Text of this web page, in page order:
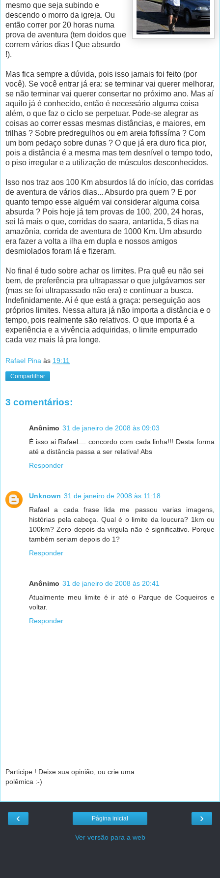
mesmo que seja subindo e
descendo o morro da igreja. Ou
então correr por 20 horas numa
prova de aventura (tem doidos que
correm vários dias ! Que absurdo
!).
Mas fica sempre a dúvida, pois isso jamais foi feito (por
você). Se você entrar já era: se terminar vai querer melhorar,
se não terminar vai querer consertar no próximo ano. Mas aí
aquilo já é conhecido, então é necessário alguma coisa
além, o que faz o ciclo se perpetuar. Pode-se alegrar as
coisas ao correr essas mesmas distâncias, e maiores, em
trilhas ? Sobre predregulhos ou em areia fofissíma ? Com
um bom pedaço sobre dunas ? O que já era duro fica pior,
pois a distância é a mesma mas tem desnível o tempo todo,
o piso irregular e a utilização de músculos desconhecidos.
Isso nos traz aos 100 Km absurdos lá do início, das corridas
de aventura de vários dias... Absurdo pra quem ? E por
quanto tempo esse alguém vai considerar alguma coisa
absurda ? Pois hoje já tem provas de 100, 200, 24 horas,
sei lá mais o que, corridas do saara, antartida, 5 dias na
amazônia, corrida de aventura de 1000 Km. Um absurdo
era fazer a volta a ilha em dupla e nossos amigos
desmiolados foram lá e fizeram.
No final é tudo sobre achar os limites. Pra quê eu não sei
bem, de preferência pra ultrapassar o que julgávamos ser
(mas se foi ultrapassado não era) e continuar a busca.
Indefinidamente. Aí é que está a graça: perseguição aos
próprios limites. Nessa altura já não importa a distância e o
tempo, pois realmente são relativos. O que importa é a
experiência e a vivência adquiridas, o limite empurrado
cada vez mais lá pra longe.
Rafael Pina às 19:11
Compartilhar
3 comentários:
Anônimo 31 de janeiro de 2008 às 09:03
É isso ai Rafael.... concordo com cada linha!!! Desta forma
até a distância passa a ser relativa! Abs
Responder
Unknown 31 de janeiro de 2008 às 11:18
Rafael a cada frase lida me passou varias imagens,
histórias pela cabeça. Qual é o limite da loucura? 1km ou
100km? Zero depois da virgula não é significativo. Porque
também seriam depois do 1?
Responder
Anônimo 31 de janeiro de 2008 às 20:41
Atualmente meu limite é ir até o Parque de Coqueiros e
voltar.
Responder
Participe ! Deixe sua opinião, ou crie uma
polêmica :-)
‹ ›
Página inicial
Ver versão para a web